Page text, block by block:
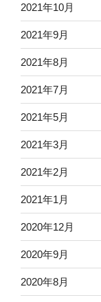
2021年10月
2021年9月
2021年8月
2021年7月
2021年5月
2021年3月
2021年2月
2021年1月
2020年12月
2020年9月
2020年8月